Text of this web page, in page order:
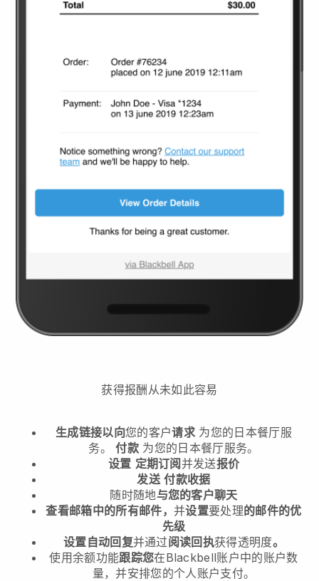
获得报酬从未如此容易
生成链接以向您的客户请求 为您的日本餐厅服
务。
付款 为您的日本餐厅服务。
设置 定期订阅并发送报价
发送 付款收据
随时随地与您的客户聊天
查看邮箱中的所有邮件， 并设置要处理的邮件的优
先级
设置自动回复并通过阅读回执获得透明度。
使用余额功能跟踪您在Blackbell账户中的账户数
量，并安排您的个人账户支付。